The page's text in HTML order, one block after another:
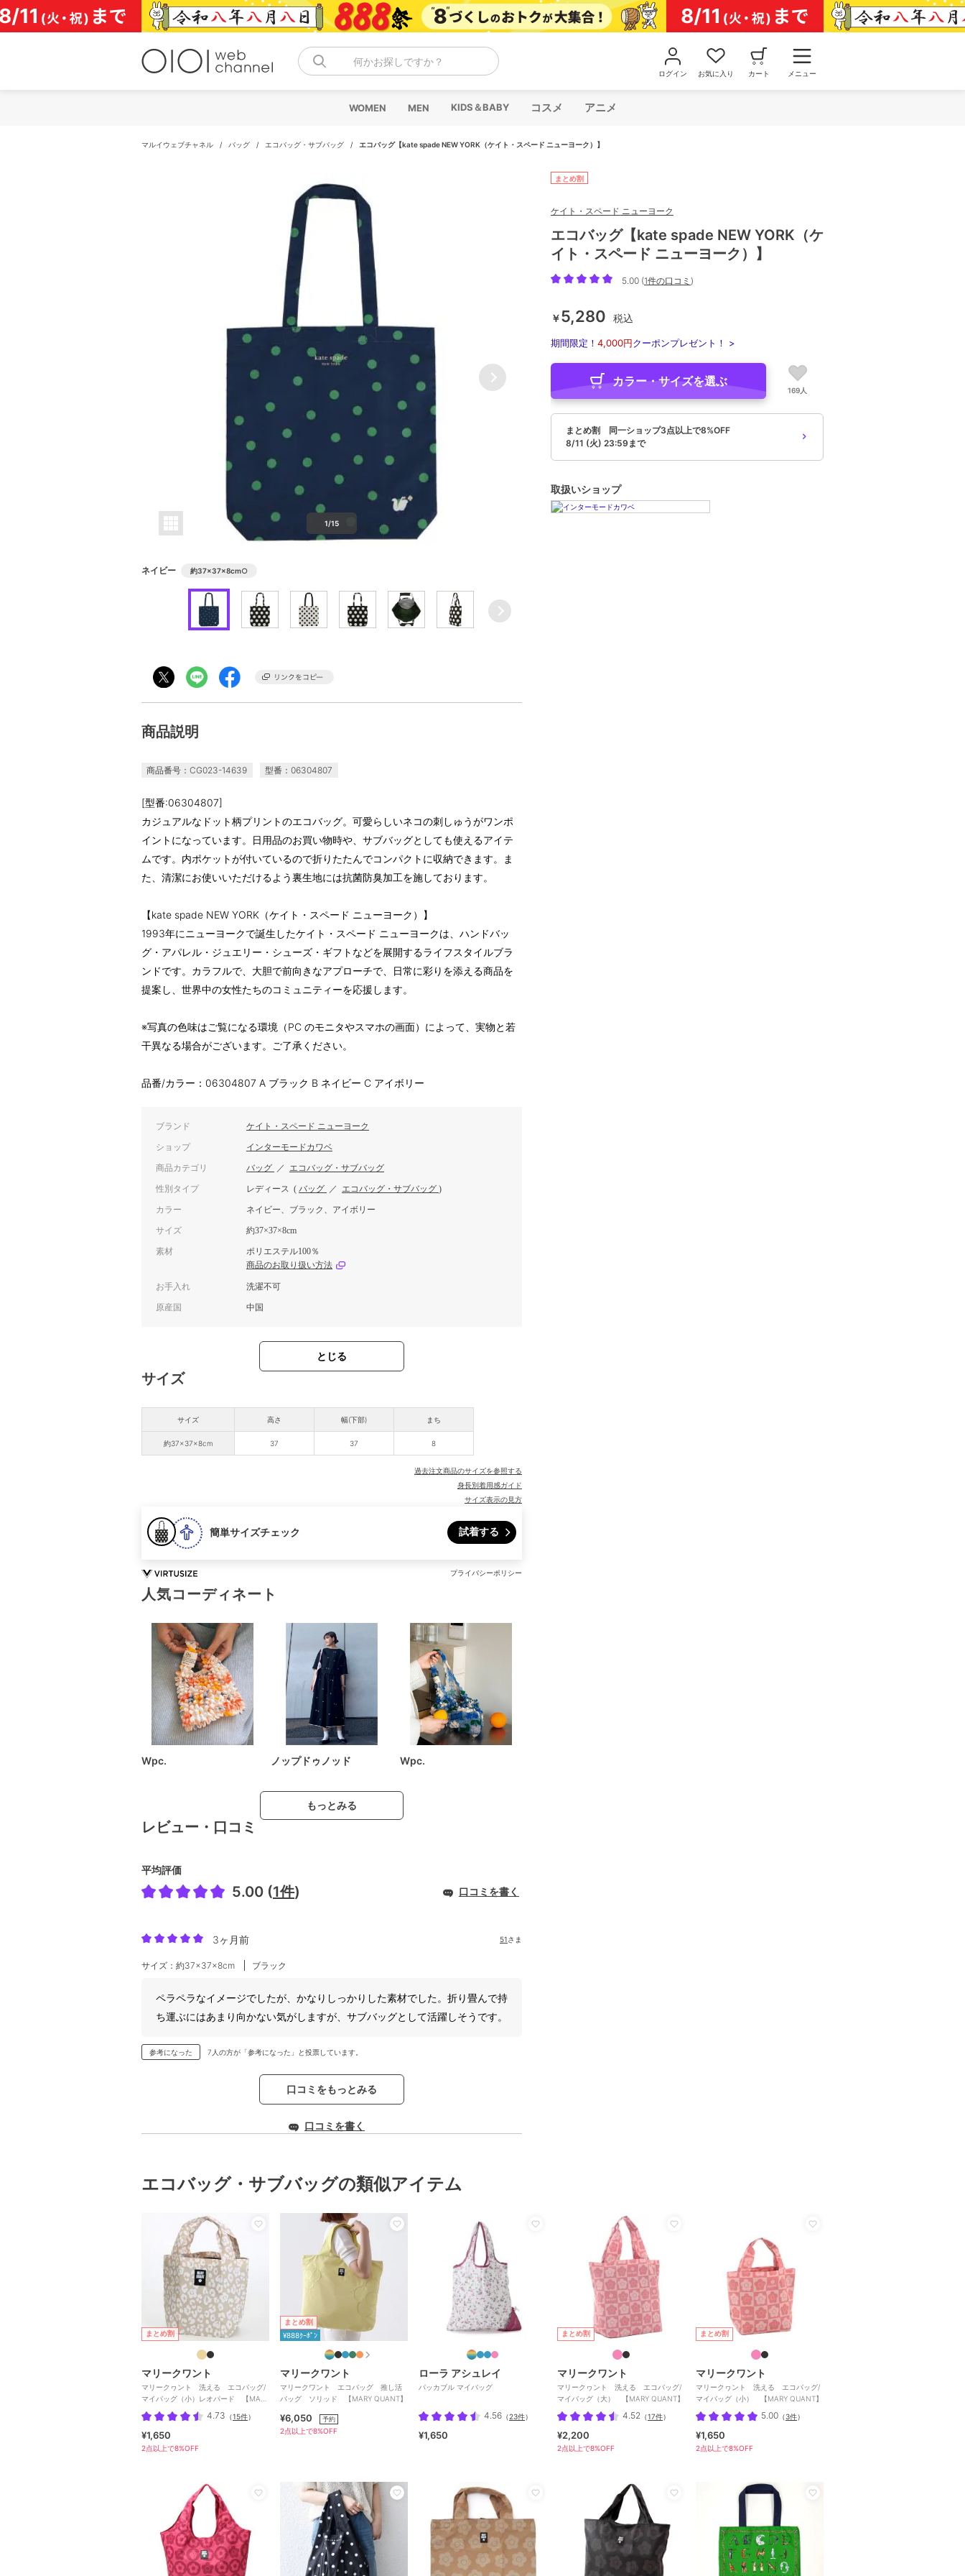
コ
ン
テ
何かお探しですか？
ログイン お気に入り カート メニュー
WOMEN MEN KIDS＆BABY コスメ アニメ
マルイウェブチャネル / バッグ / エコバッグ・サブバッグ / エコバッグ【kate spade NEW YORK（ケイト・スペード ニューヨーク）】
1/15
ネイビー 約37×37×8cm○
商品説明
商品番号：CG023-14639 型番：06304807
[型番:06304807]
カジュアルなドット柄プリントのエコバッグ。可愛らしいネコの刺しゅうがワンポ
イントになっています。日用品のお買い物時や、サブバッグとしても使えるアイテ
ムです。内ポケットが付いているので折りたたんでコンパクトに収納できます。ま
た、清潔にお使いいただけるよう裏生地には抗菌防臭加工を施しております。
【kate spade NEW YORK（ケイト・スペード ニューヨーク）】
1993年にニューヨークで誕生したケイト・スペード ニューヨークは、ハンドバッ
グ・アパレル・ジュエリー・シューズ・ギフトなどを展開するライフスタイルブラ
ンドです。カラフルで、大胆で前向きなアプローチで、日常に彩りを添える商品を
提案し、世界中の女性たちのコミュニティーを応援します。
※写真の色味はご覧になる環境（PC のモニタやスマホの画面）によって、実物と若
干異なる場合がございます。ご了承ください。
品番/カラー：06304807 A ブラック B ネイビー C アイボリー
ブランド ケイト・スペード ニューヨーク
ショップ インターモードカワベ
商品カテゴリ バッグ ／ エコバッグ・サブバッグ
性別タイプ レディース ( バッグ ／ エコバッグ・サブバッグ )
カラー ネイビー、ブラック、アイボリー
サイズ 約37×37×8cm
素材
ポリエステル100％
商品のお取り扱い方法
お手入れ 洗濯不可
原産国 中国
とじる
サイズ
サイズ
約37×37×8cm
高さ 幅(下部) まち
37 37 8
過去注文商品のサイズを参照する
身長別着用感ガイド
サイズ表示の見方
簡単サイズチェック 試着する
プライバシーポリシー
人気コーディネート
Wpc. ノップドゥノッド Wpc.
もっとみる
レビュー・口コミ
平均評価
5.00 (1件) 口コミを書く
3ヶ月前 51さま
サイズ：約37×37×8cm ブラック
ペラペラなイメージでしたが、かなりしっかりした素材でした。折り畳んで持
ち運ぶにはあまり向かない気がしますが、サブバッグとして活躍しそうです。
参考になった 7人の方が「参考になった」と投票しています。
口コミをもっとみる
口コミを書く
まとめ割
ケイト・スペード ニューヨーク
エコバッグ【kate spade NEW YORK（ケ
イト・スペード ニューヨーク）】
5.00 (1件の口コミ )
￥5,280 税込
期間限定！ 4,000円クーポンプレゼント！ >
カラー・サイズを選ぶ
169人
まとめ割 同一ショップ3点以上で8%OFF
8/11 (火) 23:59まで
取扱いショップ
エコバッグ・サブバッグの類似アイテム
まとめ割
マリークワント
マリークヮント 洗える エコバッグ/
マイバッグ（小）レオパード 【MARY
QUANT】
4.73 （15件）
¥1,650
2点以上で8%OFF
まとめ割
¥888ｸｰﾎﾟﾝ
マリークワント
マリークワント エコバッグ 推し活
バッグ ソリッド 【MARY QUANT】
¥6,050 予約
2点以上で8%OFF
ローラ アシュレイ
パッカブル マイバッグ
4.56 （23件）
¥1,650
まとめ割
マリークワント
マリークヮント 洗える エコバッグ/
マイバッグ（大） 【MARY QUANT】
4.52 （17件）
¥2,200
2点以上で8%OFF
まとめ割
マリークワント
マリークヮント 洗える エコバッグ/
マイバッグ（小） 【MARY QUANT】
5.00 （3件）
¥1,650
2点以上で8%OFF